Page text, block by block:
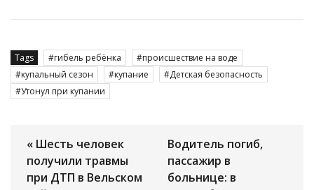
Tags гибель ребёнка
происшествие на воде
купальный сезон
купание
Детская безопасность
Утонул при купании
« Шесть человек
получили травмы
при ДТП в Вельском
Водитель погиб,
пассажир в
больнице: в